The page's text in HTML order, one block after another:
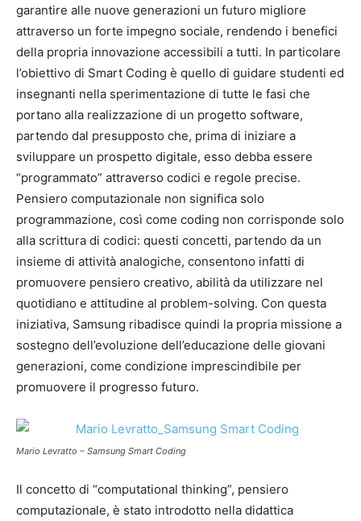
garantire alle nuove generazioni un futuro migliore
attraverso un forte impegno sociale, rendendo i benefici
della propria innovazione accessibili a tutti. In particolare
l’obiettivo di Smart Coding è quello di guidare studenti ed
insegnanti nella sperimentazione di tutte le fasi che
portano alla realizzazione di un progetto software,
partendo dal presupposto che, prima di iniziare a
sviluppare un prospetto digitale, esso debba essere
“programmato” attraverso codici e regole precise.
Pensiero computazionale non significa solo
programmazione, così come coding non corrisponde solo
alla scrittura di codici: questi concetti, partendo da un
insieme di attività analogiche, consentono infatti di
promuovere pensiero creativo, abilità da utilizzare nel
quotidiano e attitudine al problem-solving. Con questa
iniziativa, Samsung ribadisce quindi la propria missione a
sostegno dell’evoluzione dell’educazione delle giovani
generazioni, come condizione imprescindibile per
promuovere il progresso futuro.
Mario Levratto – Samsung Smart Coding
Il concetto di “computational thinking”, pensiero
computazionale, è stato introdotto nella didattica